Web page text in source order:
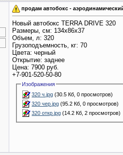
продам автобокс -
Новый автобокс TERRA DRIVE 320
Размеры, см: 134x86x37
Объем, л: 320
Грузоподъемность, кг: 70
Цвета: черный
Открытие: заднее
Цена: 7900 руб.
+7-901-520-50-80
Изображения
320 ч.jpg (30.5 Кб, 0 просмотров)
320 чер.jpg (95.2 Кб, 0 просмотров)
320 откр.jpg (14.2 Кб, 2 просмотров)